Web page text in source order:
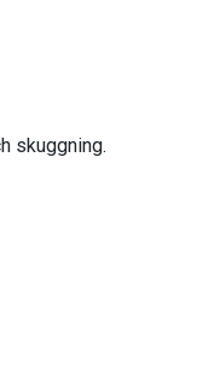
skuggning.